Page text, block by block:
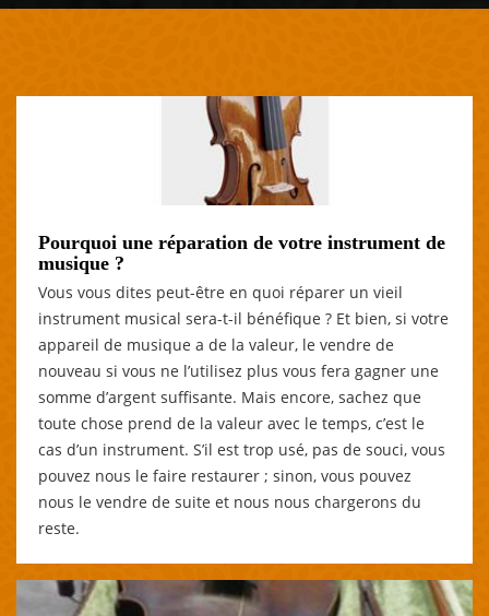
Pourquoi une réparation de votre instrument de
musique ?
Vous vous dites peut-être en quoi réparer un vieil
instrument musical sera-t-il bénéfique ? Et bien, si votre
appareil de musique a de la valeur, le vendre de
nouveau si vous ne l’utilisez plus vous fera gagner une
somme d’argent suffisante. Mais encore, sachez que
toute chose prend de la valeur avec le temps, c’est le
cas d’un instrument. S’il est trop usé, pas de souci, vous
pouvez nous le faire restaurer ; sinon, vous pouvez
nous le vendre de suite et nous nous chargerons du
reste.